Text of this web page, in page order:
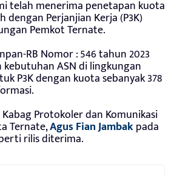
telah menerima penetapan kuota
dengan Perjanjian Kerja (P3K)
Pemkot Ternate.
RB Nomor : 546 tahun 2023
ASN di lingkungan
P3K dengan kuota sebanyak 378
Protokoler dan Komunikasi
Ternate,Agus Fian Jambakpada
rilis diterima.